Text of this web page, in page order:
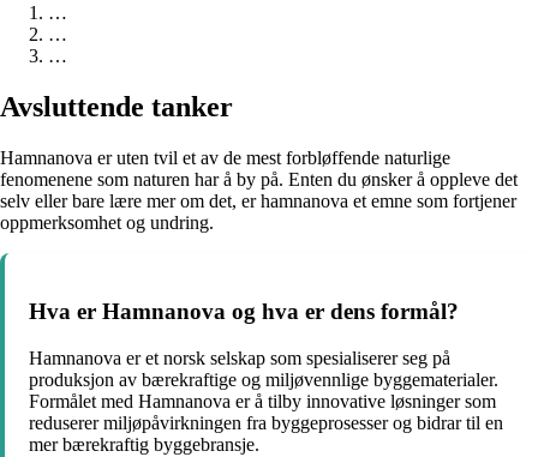
…
…
…
Avsluttende tanker
Hamnanova er uten tvil et av de mest forbløffende naturlige
fenomenene som naturen har å by på. Enten du ønsker å oppleve det
selv eller bare lære mer om det, er hamnanova et emne som fortjener
oppmerksomhet og undring.
Hva er Hamnanova og hva er dens formål?
Hamnanova er et norsk selskap som spesialiserer seg på
produksjon av bærekraftige og miljøvennlige byggematerialer.
Formålet med Hamnanova er å tilby innovative løsninger som
reduserer miljøpåvirkningen fra byggeprosesser og bidrar til en
mer bærekraftig byggebransje.